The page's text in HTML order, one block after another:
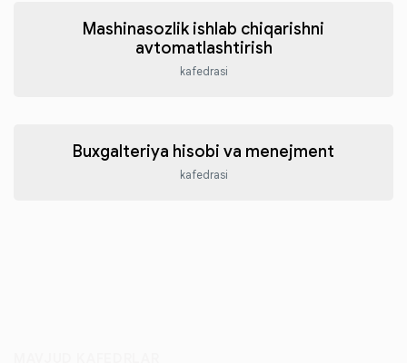
Mashinasozlik ishlab chiqarishni
avtomatlashtirish
kafedrasi
Buxgalteriya hisobi va menejment
kafedrasi